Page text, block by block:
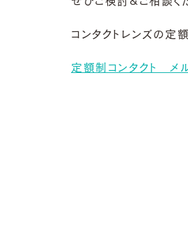
コンタクトレンズの定
定額制コンタクト メ